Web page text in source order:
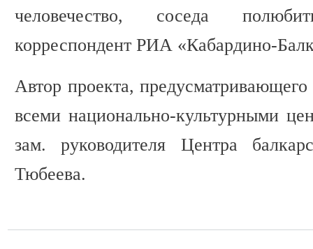
человечество, соседа
корреспондент РИА «Кабардино-
Автор проекта,
всеми национально-культурными
зам. руководителя Центра
Тюбеева.